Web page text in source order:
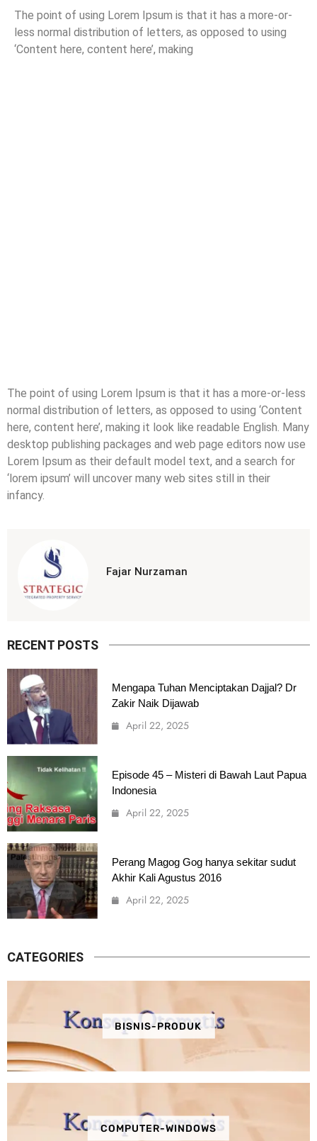
The point of using Lorem Ipsum is that it has a more-or-
less normal distribution of letters, as opposed to using
‘Content here, content here’, making
The point of using Lorem Ipsum is that it has a more-or-less
normal distribution of letters, as opposed to using ‘Content
here, content here’, making it look like readable English. Many
desktop publishing packages and web page editors now use
Lorem Ipsum as their default model text, and a search for
‘lorem ipsum’ will uncover many web sites still in their
infancy.
Fajar Nurzaman
RECENT POSTS
Mengapa Tuhan Menciptakan Dajjal? Dr
Zakir Naik Dijawab
April 22, 2025
Episode 45 – Misteri di Bawah Laut Papua
Indonesia
April 22, 2025
Perang Magog Gog hanya sekitar sudut
Akhir Kali Agustus 2016
April 22, 2025
CATEGORIES
BISNIS-PRODUK
COMPUTER-WINDOWS